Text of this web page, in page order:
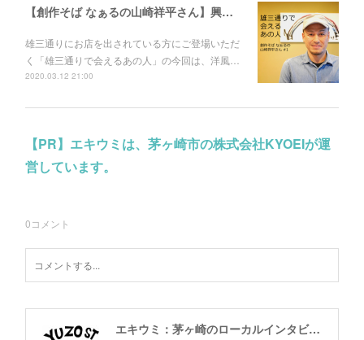
【創作そば なぁるの山崎祥平さん】興味の足し算で生まれた「洋風蕎麦」で、蕎麦の概念を変えたい。
雄三通りにお店を出されている方にご登場いただ
く「雄三通りで会えるあの人」の今回は、洋風…
2020.03.12 21:00
【PR】エキウミは、茅ヶ崎市の株式会社KYOEIが運
営しています。
0コメント
エキウミ：茅ヶ崎のローカルインタビューメディア